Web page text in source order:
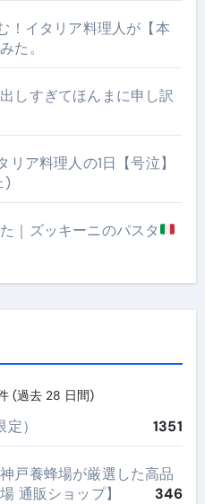
！イタリア料理人が【本
た。
しすぎてほんまに申し訳
ア料理人の1日【号泣】
)
｜ズッキーニのパスタ
(過去 28 日間)
） 1351
戸養蜂場が厳選した高品
通販ショップ】
346